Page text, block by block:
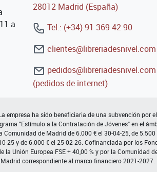
a
28012 Madrid (España)
Tel.: (+34) 91 369 42 90
clientes@libreriadesnivel.com
pedidos@libreriadesnivel.com
(pedidos de internet)
empresa ha sido beneficiaria de una subvención por el
"Estímulo a la Contratación de Jóvenes" en el
Comunidad de Madrid de 6.000 € el 30-04-25, de 5.500
25 y de 6.000 € el 25-02-26. Cofinanciada por los
la Unión Europea FSE + 40,00 % y por la Comunidad
Madrid correspondiente al marco financiero 2021-2027.